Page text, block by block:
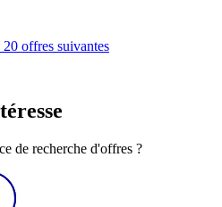
offres suivantes
de recherche d'offres ?